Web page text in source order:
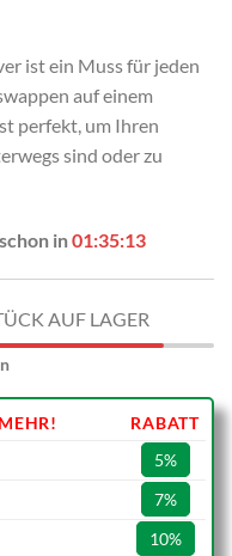
ist ein Muss für jeden
auf einem
perfekt, um Ihren
sind oder zu
in01:35:11
AUF LAGER
RABATT
5%
7%
10%